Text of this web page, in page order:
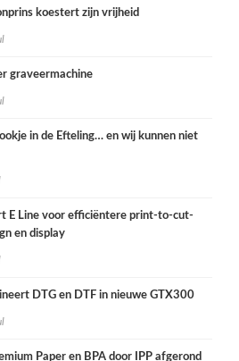
koestert zijn vrijheid
graveermachine
in de Efteling… en wij kunnen niet
E Line voor efficiëntere print-to-cut-
en display
DTG en DTF in nieuwe GTX300
Paper en BPA door IPP afgerond